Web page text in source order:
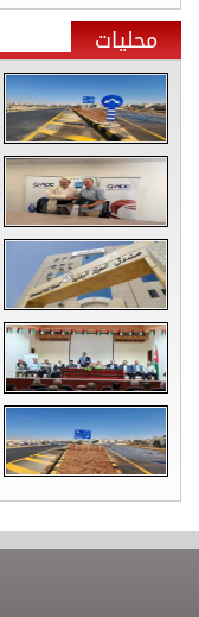
محليات